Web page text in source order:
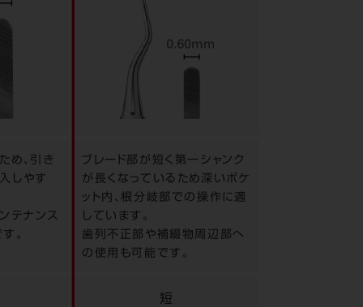
め、引き
しやす
テナンス
。
ブレード部が短く第一シャンク
が長くなっているため深いポケ
ット内、根分岐部での操作に適
しています。
歯列不正部や補綴物周辺部へ
の使用も可能です。
短